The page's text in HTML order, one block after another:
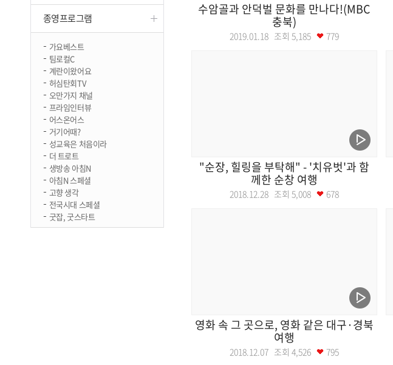
종영프로그램
가요베스트
팀로컬C
계란이왔어요
허심탄회TV
오만가지 채널
프라임인터뷰
어스온어스
거기어때?
성교육은 처음이라
더 트로트
생방송 아침N
아침N 스페셜
고향 생각
전국시대 스페셜
굿잡, 굿스타트
수암골과 안덕벌 문화를 만나다!(MBC
충북)
2019.01.18 조회 5,185 779
"순장, 힐링을 부탁해" - '치유벗'과 함
께한 순창 여행
2018.12.28 조회 5,008 678
영화 속 그 곳으로, 영화 같은 대구·경북
여행
2018.12.07 조회 4,526 795